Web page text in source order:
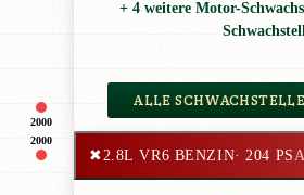
2000
+ 4 weitere Motor-
ALLE
2000
✖2.8L VR6 BENZIN· 204 PS